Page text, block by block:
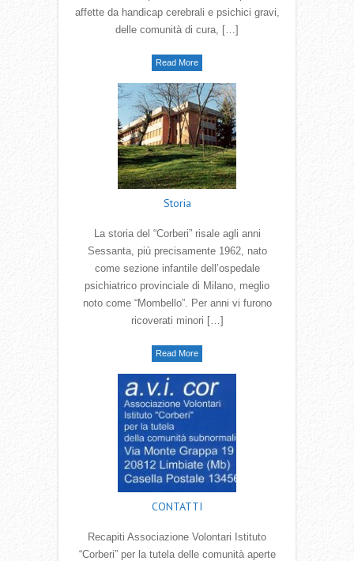
affette da handicap cerebrali e psichici gravi,
delle comunità di cura, […]
Read More
Storia
La storia del “Corberi” risale agli anni
Sessanta, più precisamente 1962, nato
come sezione infantile dell’ospedale
psichiatrico provinciale di Milano, meglio
noto come “Mombello”. Per anni vi furono
ricoverati minori […]
Read More
CONTATTI
Recapiti Associazione Volontari Istituto
“Corberi” per la tutela delle comunità aperte